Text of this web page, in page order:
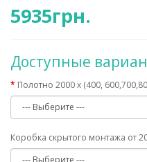
5935грн.
Доступные
Полотно 2000 х (400,
Коробка скрытого монтажа от